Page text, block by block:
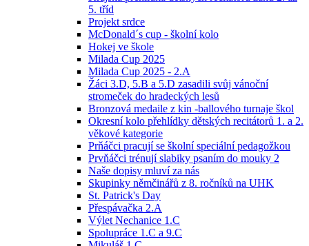
5. tříd
Projekt srdce
McDonald´s cup - školní kolo
Hokej ve škole
Milada Cup 2025
Milada Cup 2025 - 2.A
Žáci 3.D, 5.B a 5.D zasadili svůj vánoční
stromeček do hradeckých lesů
Bronzová medaile z kin -ballového turnaje škol
Okresní kolo přehlídky dětských recitátorů 1. a 2.
věkové kategorie
Prňáčci pracují se školní speciální pedagožkou
Prvňáčci trénují slabiky psaním do mouky 2
Naše dopisy mluví za nás
Skupinky němčinářů z 8. ročníků na UHK
St. Patrick's Day
Přespávačka 2.A
Výlet Nechanice 1.C
Spolupráce 1.C a 9.C